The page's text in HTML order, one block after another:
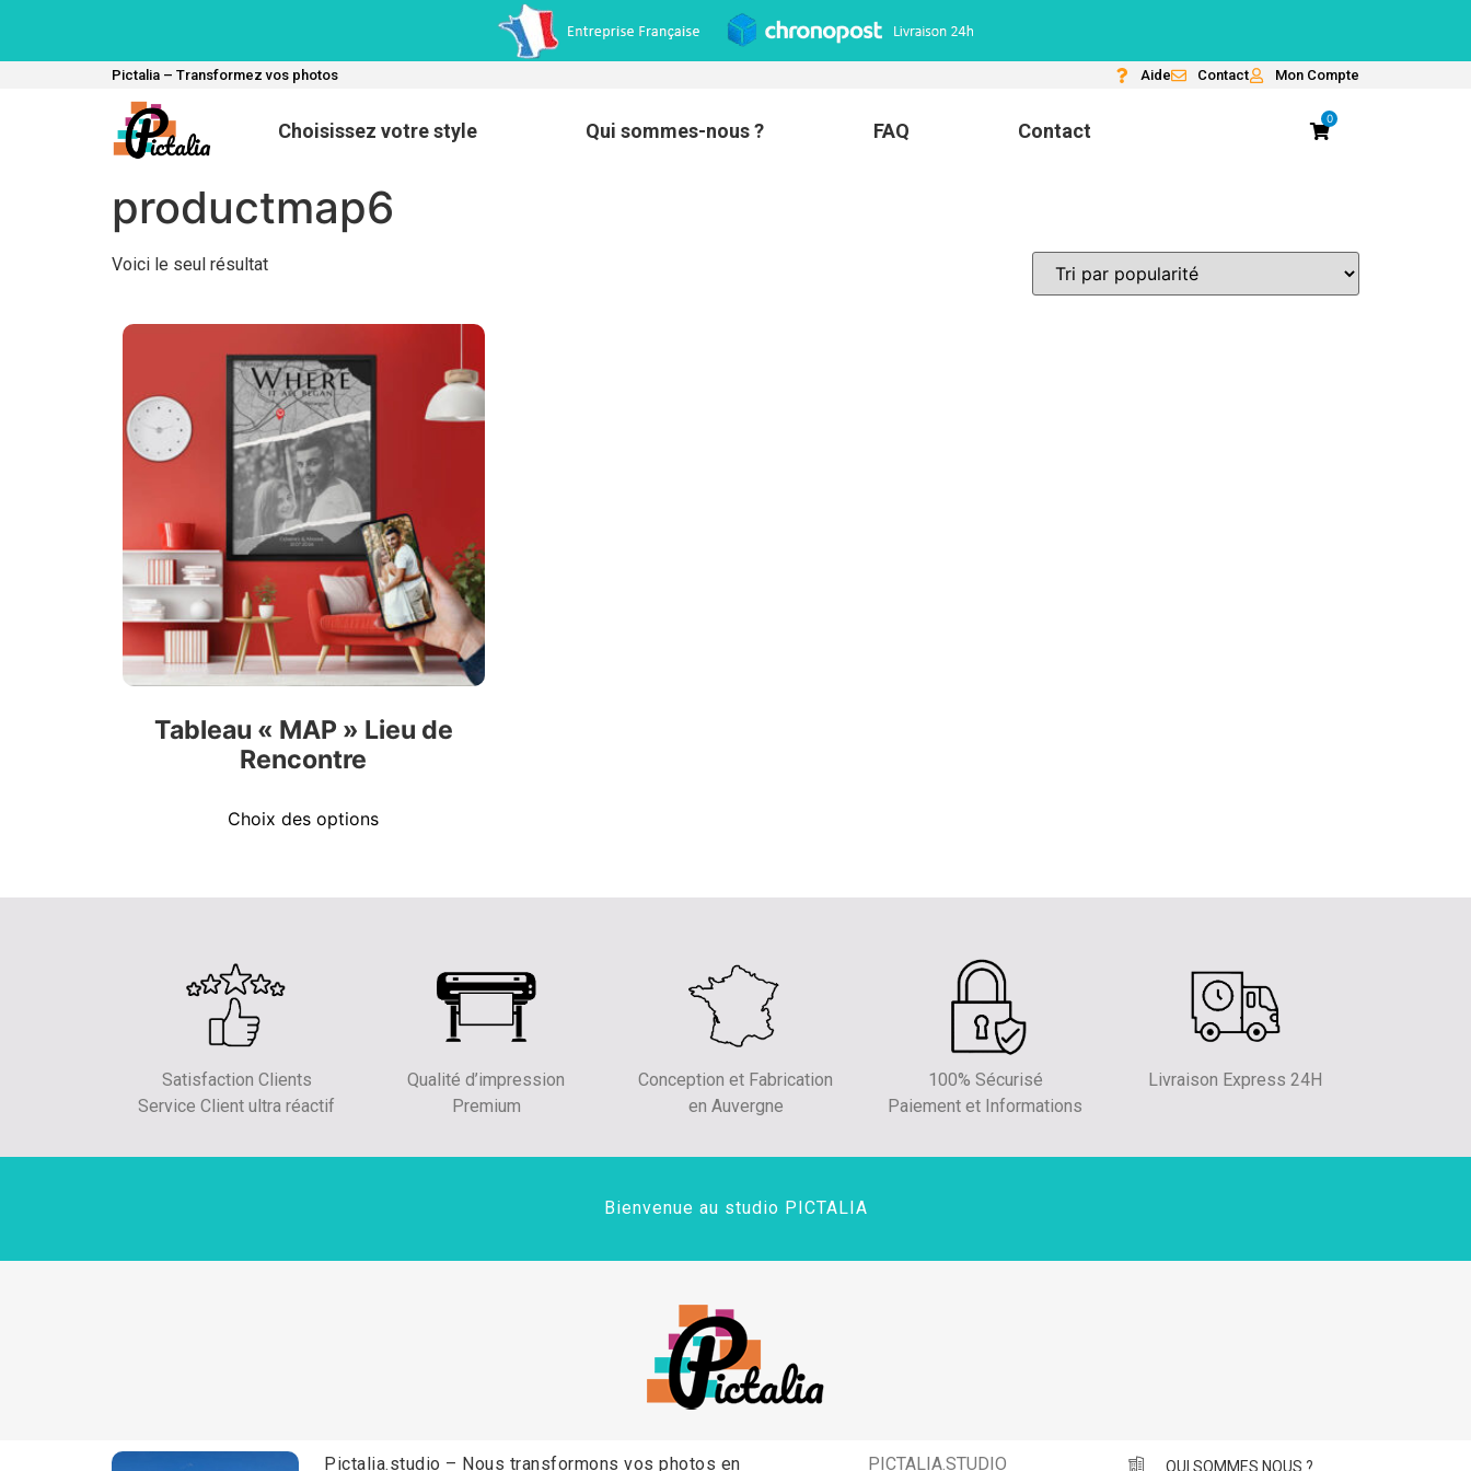
Pictalia – Transformez vos photos Mon Compte
Contact
Aide
Choisissez votre style Qui sommes-nous ? FAQ Contact
0
productmap6
Voici le seul résultat
Tableau « MAP » Lieu de
Rencontre
Choix des options
Satisfaction Clients
Service Client ultra réactif
Qualité d’impression
Premium
Conception et Fabrication
en Auvergne
100% Sécurisé
Paiement et Informations
Livraison Express 24H
Bienvenue au studio PICTALIA
Pictalia.studio – Nous transformons vos photos en PICTALIA.STUDIO QUI SOMMES NOUS ?